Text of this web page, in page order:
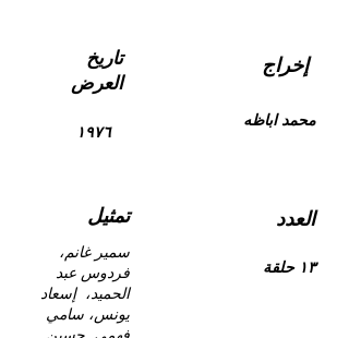
تمثيل العدد
تاريخ
العرض
إخراج
سمير غانم،
فردوس عبد
الحميد، إسعاد
يونس، سامي
١٣ حلقة
١٩٧٦
محمد اباظه